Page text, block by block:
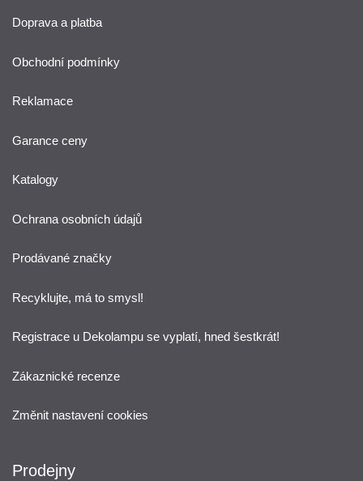
Doprava a platba
Obchodní podmínky
Reklamace
Garance ceny
Katalogy
Ochrana osobních údajů
Prodávané značky
Recyklujte, má to smysl!
Registrace u Dekolampu se vyplatí, hned šestkrát!
Zákaznické recenze
Změnit nastavení cookies
Prodejny